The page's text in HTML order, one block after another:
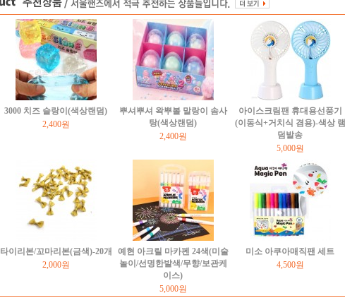
3000 치즈 슬랑이(색상랜덤)
2,400원
뿌셔뿌셔 왁뿌볼 말랑이 솜사
탕(색상랜덤)
2,400원
아이스크림팬 휴대용선풍기
(이동식+거치식 겸용)-색상 램
덤발송
5,000원
타이리본/꼬마리본(금색)-20개
2,000원
예현 아크릴 마카펜 24색(미술
놀이/선명한발색/무향/보관케
이스)
5,000원
미소 아쿠아매직팬 세트
4,500원